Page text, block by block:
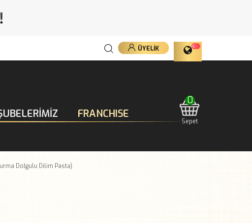
ÜYELIK
Sepet
0
FRANCHISE
Dolgulu Dilim Pasta)